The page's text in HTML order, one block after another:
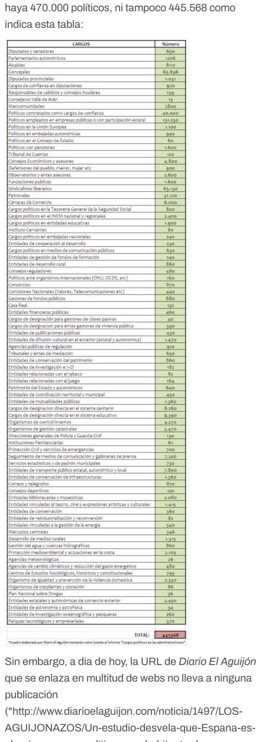
haya 470.000 políticos, ni tampoco 445.568 como
indica esta tabla:
Sin embargo, a día de hoy, la URL de Diario El Aguijón
que se enlaza en multitud de webs no lleva a ninguna
publicación
("http://www.diarioelaguijon.com/noticia/1497/LOS-
AGUIJONAZOS/Un-estudio-desvela-que-Espana-es-